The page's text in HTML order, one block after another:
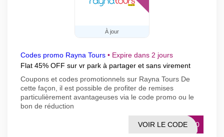
À jour
Codes promo Rayna Tours • Expire dans 2 jours
Flat 45% OFF sur vr park à partager et sans virement
Coupons et codes promotionnels sur Rayna Tours De
cette façon, il est possible de profiter de remises
particulièrement avantageuses via le code promo ou le
bon de réduction
AN50
VOIR LE CODE